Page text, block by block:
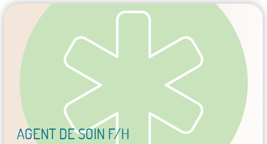
AGENT DE SOIN F/H